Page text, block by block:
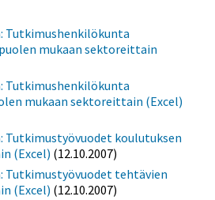
Tutkimushenkilökunta
mukaan sektoreittain
Tutkimushenkilökunta
mukaan sektoreittain (Excel)
Tutkimustyövuodet koulutuksen
(Excel) (12.10.2007)
Tutkimustyövuodet tehtävien
(Excel) (12.10.2007)